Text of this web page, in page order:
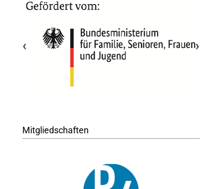
‹ ›
Mitgliedschaften